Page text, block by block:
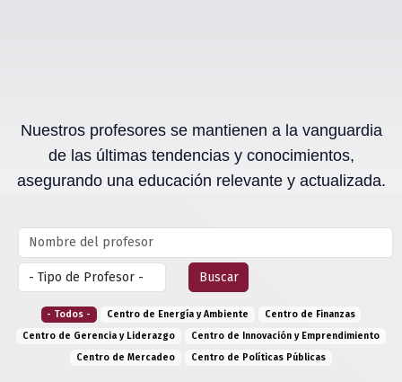
Nuestros profesores se mantienen a la vanguardia
de las últimas tendencias y conocimientos,
asegurando una educación relevante y actualizada.
Buscar
- Todos - Centro de Energía y Ambiente
Centro de Finanzas
Centro de Gerencia y Liderazgo
Centro de Innovación y Emprendimiento
Centro de Mercadeo
Centro de Políticas Públicas